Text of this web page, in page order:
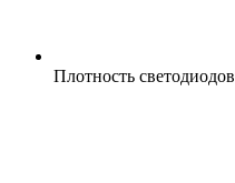
Плотность светодиодов